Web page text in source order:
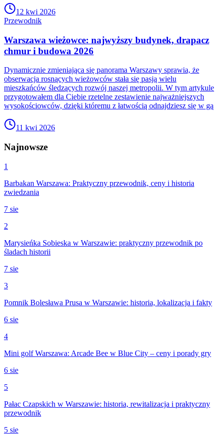
12 kwi 2026
Przewodnik
Warszawa wieżowce: najwyższy budynek, drapacz
chmur i budowa 2026
Dynamicznie zmieniająca się panorama Warszawy sprawia, że
obserwacja rosnących wieżowców stała się pasją wielu
mieszkańców śledzących rozwój naszej metropolii. W tym artykule
przygotowałem dla Ciebie rzetelne zestawienie najważniejszych
wysokościowców, dzięki któremu z łatwością odnajdziesz się w gą
11 kwi 2026
Najnowsze
1
Barbakan Warszawa: Praktyczny przewodnik, ceny i historia
zwiedzania
7 sie
2
Marysieńka Sobieska w Warszawie: praktyczny przewodnik po
śladach historii
7 sie
3
Pomnik Bolesława Prusa w Warszawie: historia, lokalizacja i fakty
6 sie
4
Mini golf Warszawa: Arcade Bee w Blue City – ceny i porady gry
6 sie
5
Pałac Czapskich w Warszawie: historia, rewitalizacja i praktyczny
przewodnik
5 sie